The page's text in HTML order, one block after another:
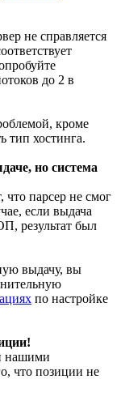
не справляется
до 2 в
кроме
тип хостинга.
но система
что парсер не смог
если выдача
результат был
выдачу, вы
по настройке
нашими
что позиции не